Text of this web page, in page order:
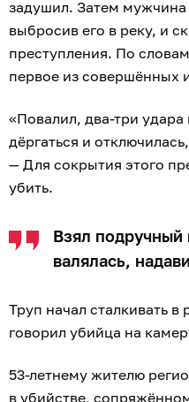
задушил. Затем мужчина
выбросив его в реку, и
преступления. По
первое из совершённых
«Повалил, два-три удара
дёргаться и
— Для сокрытия этого
убить.
Взял подручный
валялась,
Труп начал сталкивать в
говорил убийца на
53-летнему жителю
в убийстве,